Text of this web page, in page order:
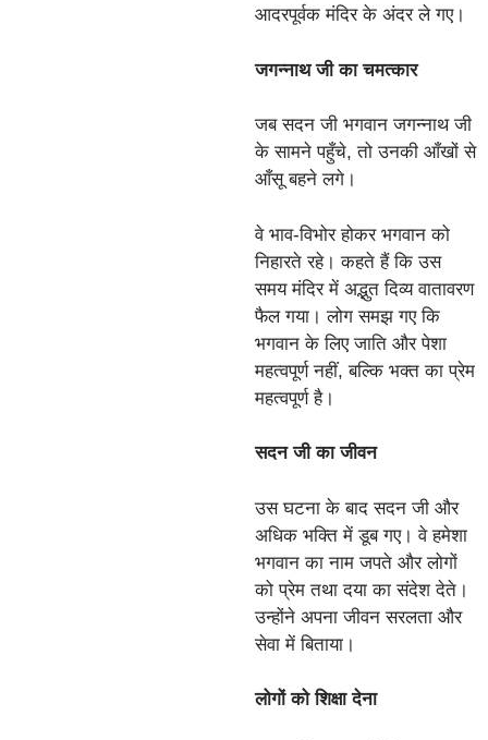
आदरपूर्वक मंदिर के अंदर ले गए।
जगन्नाथ जी का चमत्कार
जब सदन जी भगवान जगन्नाथ जी
के सामने पहुँचे, तो उनकी आँखों से
आँसू बहने लगे।
वे भाव-विभोर होकर भगवान को
निहारते रहे। कहते हैं कि उस
समय मंदिर में अद्भुत दिव्य वातावरण
फैल गया। लोग समझ गए कि
भगवान के लिए जाति और पेशा
महत्वपूर्ण नहीं, बल्कि भक्त का प्रेम
महत्वपूर्ण है।
सदन जी का जीवन
उस घटना के बाद सदन जी और
अधिक भक्ति में डूब गए। वे हमेशा
भगवान का नाम जपते और लोगों
को प्रेम तथा दया का संदेश देते।
उन्होंने अपना जीवन सरलता और
सेवा में बिताया।
लोगों को शिक्षा देना